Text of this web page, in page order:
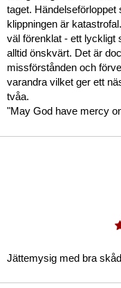
taget.
klippningen är
väl förenklat - ett lyckligt
alltid önskvärt. Det är
missförstånden och
varandra vilket ger ett
tvåa.
"May God have mercy
Jättemysig med bra